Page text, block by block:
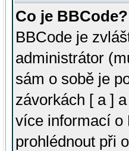
Co je BBCode?
BBCode je
administrátor
sám o sobě je
závorkách [ a ]
více informací o
prohlédnout při